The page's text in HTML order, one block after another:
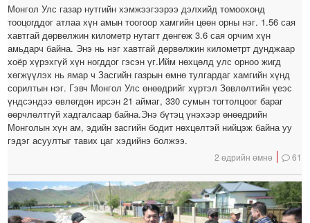
Монгол Улс газар нутгийн хэмжээгээрээ дэлхийд томоохонд
тооцогддог атлаа хүн амын тоогоор хамгийн цөөн орны нэг. 1.56 сая
хавтгай дөрвөлжин километр нутагт дөнгөж 3.6 сая орчим хүн
амьдарч байна. Энэ нь нэг хавтгай дөрвөлжин километрт дунджаар
хоёр хүрэхгүй хүн ногддог гэсэн үг.Ийм нөхцөлд улс орноо жигд
хөгжүүлэх нь ямар ч Засгийн газрын өмнө тулгардаг хамгийн хүнд
сорилтын нэг. Гэвч Монгол Улс өнөөдрийг хүртэл Зөвлөлтийн үеэс
үндсэндээ өвлөгдөн ирсэн 21 аймаг, 330 сумын тогтолцоог бараг
өөрчлөлтгүй хадгалсаар байна.Энэ бүтэц үнэхээр өнөөдрийн
Монголын хүн ам, эдийн засгийн бодит нөхцөлтэй нийцэж байна уу
гэдэг асуултыг тавих цаг хэдийнэ болжээ.
2 өдрийн өмнө 61